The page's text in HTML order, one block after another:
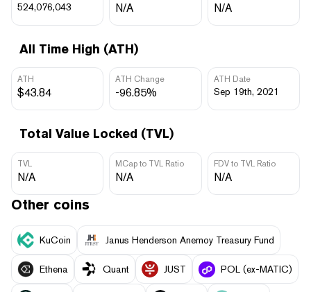
524,076,043 N/A N/A
All Time High (ATH)
ATH
$43.84
ATH Change
-96.85%
ATH Date
Sep 19th, 2021
Total Value Locked (TVL)
TVL
N/A
MCap to TVL Ratio
N/A
FDV to TVL Ratio
N/A
Other coins
KuCoin Janus Henderson Anemoy Treasury Fund
Ethena Quant JUST POL (ex-MATIC)